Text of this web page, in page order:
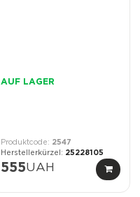
AUF LAGER
2547
25228105
555UAH